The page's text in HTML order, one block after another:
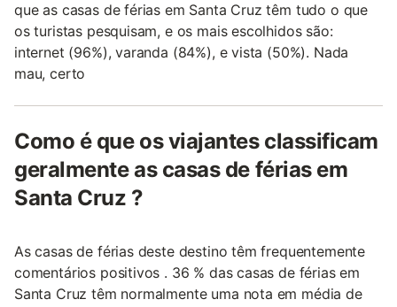
que as casas de férias em Santa Cruz têm tudo o que
os turistas pesquisam, e os mais escolhidos são:
internet (96%), varanda (84%), e vista (50%). Nada
mau, certo
Como é que os viajantes classificam
geralmente as casas de férias em
Santa Cruz ?
As casas de férias deste destino têm frequentemente
comentários positivos . 36 % das casas de férias em
Santa Cruz têm normalmente uma nota em média de